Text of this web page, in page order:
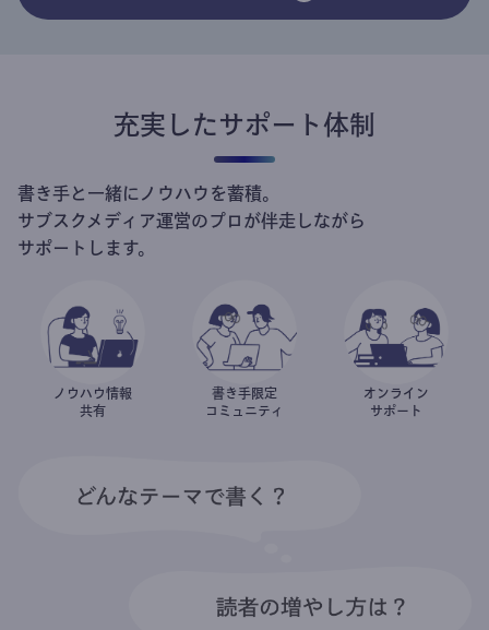
充実したサポート体制
書き手と一緒にノウハウを蓄積。
サブスクメディア運営のプロが伴走しながら
サポートします。
ノウハウ情報
共有
書き手限定
コミュニティ
オンライン
サポート